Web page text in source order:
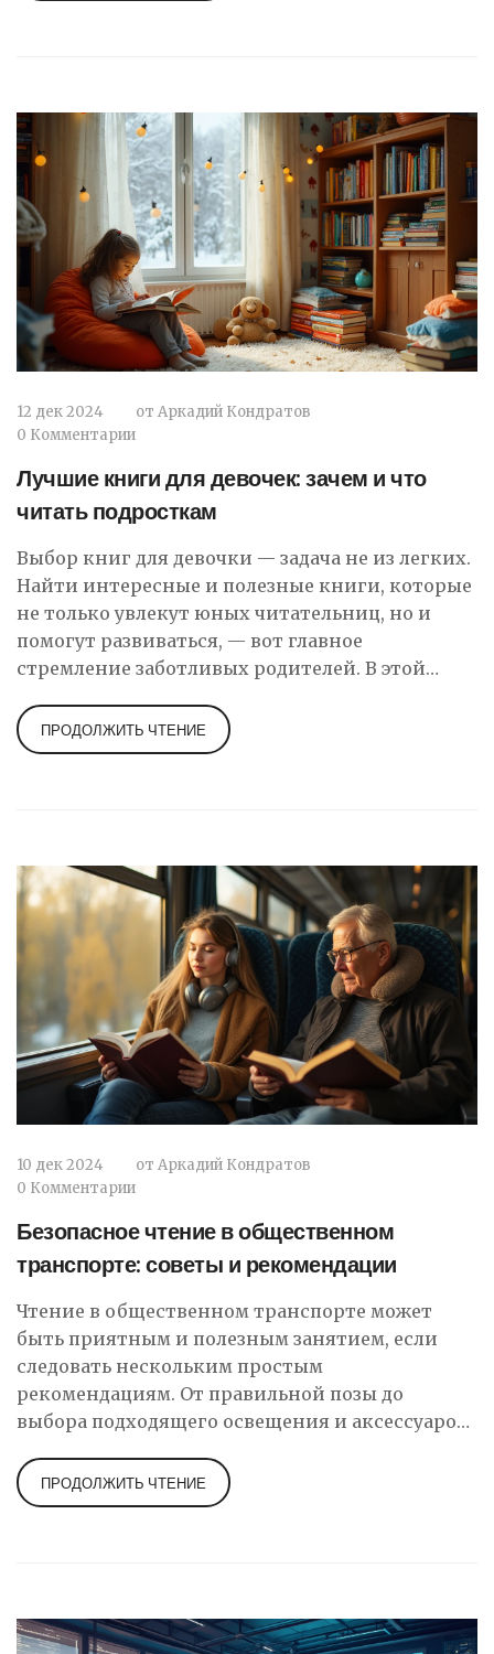
12 дек 2024 от Аркадий Кондратов
0 Комментарии
Лучшие книги для девочек: зачем и что
читать подросткам
Выбор книг для девочки — задача не из легких.
Найти интересные и полезные книги, которые
не только увлекут юных читательниц, но и
помогут развиваться, — вот главное
стремление заботливых родителей. В этой
особенности, популярные жанры и авторов,
которые могут заинтересовать девочек. Особое
Понимание того, что читать, поможет создать
позитивное отношение к литературе и
культуре чтения.
ПРОДОЛЖИТЬ ЧТЕНИЕ
10 дек 2024 от Аркадий Кондратов
0 Комментарии
Безопасное чтение в общественном
транспорте: советы и рекомендации
Чтение в общественном транспорте может
быть приятным и полезным занятием, если
следовать нескольким простым
рекомендациям. От правильной позы до
выбора подходящего освещения и аксессуаров,
комфортом. Узнайте, как минимизировать
риск укачивания и разгрузить глаза, чтобы
Насладитесь любимыми книгами и развивайте
ум в дороге.
ПРОДОЛЖИТЬ ЧТЕНИЕ